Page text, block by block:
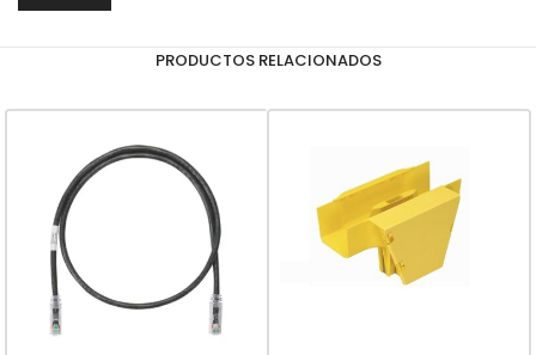
PRODUCTOS RELACIONADOS